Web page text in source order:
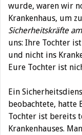
wurde, waren wir
Krankenhaus, um
Sicherheitskräfte
uns: Ihre Tochter
und nicht ins
Eure Tochter ist
Ein
beobachtete, hatte
Tochter ist bereits
Krankenhauses.